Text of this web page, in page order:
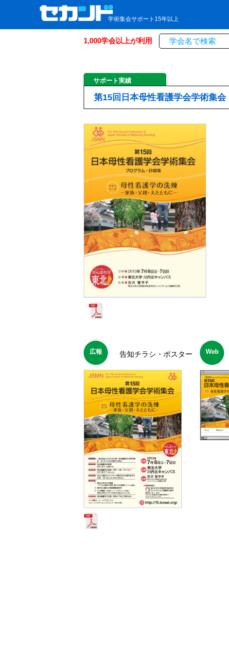
学術集会サポート15年以上
1,000学会以上が利用
サポート実績
第15回日本母性看護学会学術集会
広報 告知チラシ・ポスター Web